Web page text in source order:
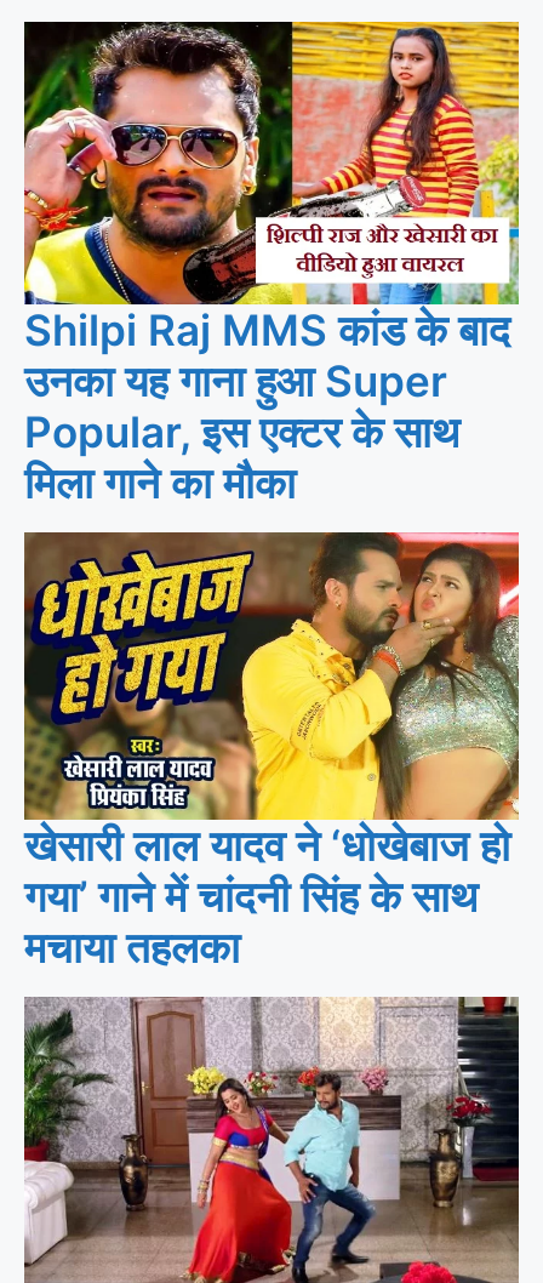
Shilpi Raj MMS कांड के बाद
उनका यह गाना हुआ Super
Popular, इस एक्टर के साथ
मिला गाने का मौका
खेसारी लाल यादव ने ‘धोखेबाज हो
गया’ गाने में चांदनी सिंह के साथ
मचाया तहलका